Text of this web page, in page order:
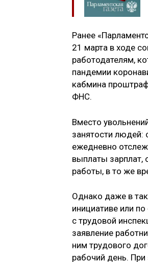
Ранее
21 марта в ходе
работодателям,
пандемии
кабмина
ФНС.
Вместо
занятости людей:
ежедневно
выплаты зарплат,
работы, в то же
Однако даже в
инициативе или
с трудовой
заявление
ним трудового
рабочий день.